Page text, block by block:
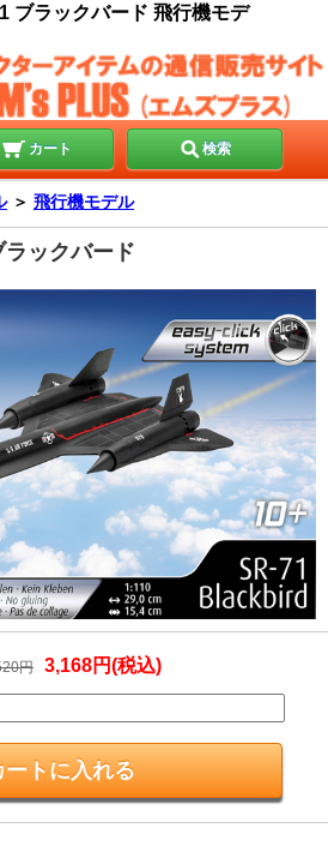
ブラックバード 飛行機モデ
カート 検索
＞ 飛行機モデル
ックバード
円 3,168円(税込)